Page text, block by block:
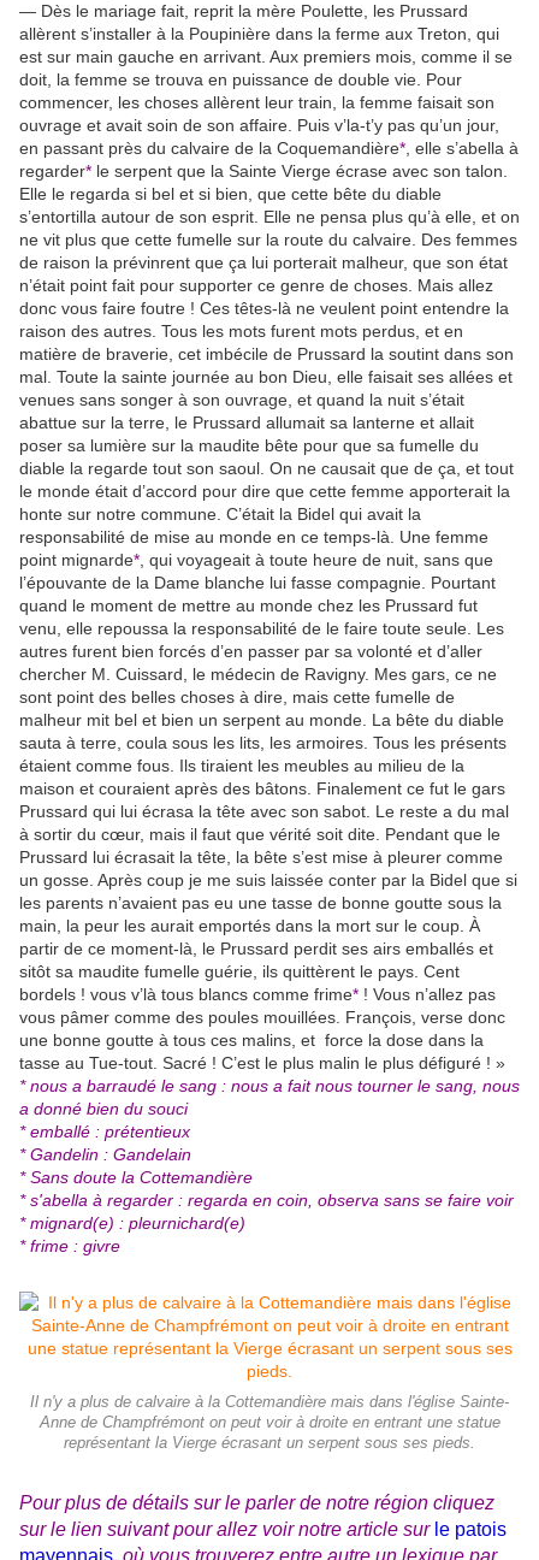
— Dès le mariage fait, reprit la mère Poulette, les Prussard
allèrent s’installer à la Poupinière dans la ferme aux Treton, qui
est sur main gauche en arrivant. Aux premiers mois, comme il se
doit, la femme se trouva en puissance de double vie. Pour
commencer, les choses allèrent leur train, la femme faisait son
ouvrage et avait soin de son affaire. Puis v’la-t’y pas qu’un jour,
en passant près du calvaire de la Coquemandière* , elle s’abella à
regarder* le serpent que la Sainte Vierge écrase avec son talon.
Elle le regarda si bel et si bien, que cette bête du diable
s’entortilla autour de son esprit. Elle ne pensa plus qu’à elle, et on
ne vit plus que cette fumelle sur la route du calvaire. Des femmes
de raison la prévinrent que ça lui porterait malheur, que son état
n’était point fait pour supporter ce genre de choses. Mais allez
donc vous faire foutre ! Ces têtes-là ne veulent point entendre la
raison des autres. Tous les mots furent mots perdus, et en
matière de braverie, cet imbécile de Prussard la soutint dans son
mal. Toute la sainte journée au bon Dieu, elle faisait ses allées et
venues sans songer à son ouvrage, et quand la nuit s’était
abattue sur la terre, le Prussard allumait sa lanterne et allait
poser sa lumière sur la maudite bête pour que sa fumelle du
diable la regarde tout son saoul. On ne causait que de ça, et tout
le monde était d’accord pour dire que cette femme apporterait la
honte sur notre commune. C’était la Bidel qui avait la
responsabilité de mise au monde en ce temps-là. Une femme
point mignarde* , qui voyageait à toute heure de nuit, sans que
l’épouvante de la Dame blanche lui fasse compagnie. Pourtant
quand le moment de mettre au monde chez les Prussard fut
venu, elle repoussa la responsabilité de le faire toute seule. Les
autres furent bien forcés d’en passer par sa volonté et d’aller
chercher M. Cuissard, le médecin de Ravigny. Mes gars, ce ne
sont point des belles choses à dire, mais cette fumelle de
malheur mit bel et bien un serpent au monde. La bête du diable
sauta à terre, coula sous les lits, les armoires. Tous les présents
étaient comme fous. Ils tiraient les meubles au milieu de la
maison et couraient après des bâtons. Finalement ce fut le gars
Prussard qui lui écrasa la tête avec son sabot. Le reste a du mal
à sortir du cœur, mais il faut que vérité soit dite. Pendant que le
Prussard lui écrasait la tête, la bête s’est mise à pleurer comme
un gosse. Après coup je me suis laissée conter par la Bidel que si
les parents n’avaient pas eu une tasse de bonne goutte sous la
main, la peur les aurait emportés dans la mort sur le coup. À
partir de ce moment-là, le Prussard perdit ses airs emballés et
sitôt sa maudite fumelle guérie, ils quittèrent le pays. Cent
bordels ! vous v’là tous blancs comme frime* ! Vous n’allez pas
vous pâmer comme des poules mouillées. François, verse donc
une bonne goutte à tous ces malins, et force la dose dans la
tasse au Tue-tout. Sacré ! C’est le plus malin le plus défiguré ! »
* nous a barraudé le sang : nous a fait nous tourner le sang, nous
a donné bien du souci
* emballé : prétentieux
* Gandelin : Gandelain
* Sans doute la Cottemandière
* s'abella à regarder : regarda en coin, observa sans se faire voir
* mignard(e) : pleurnichard(e)
* frime : givre
Il n'y a plus de calvaire à la Cottemandière mais dans l'église Sainte-
Anne de Champfrémont on peut voir à droite en entrant une statue
représentant la Vierge écrasant un serpent sous ses pieds.
Pour plus de détails sur le parler de notre région cliquez
sur le lien suivant pour allez voir notre article sur le patois